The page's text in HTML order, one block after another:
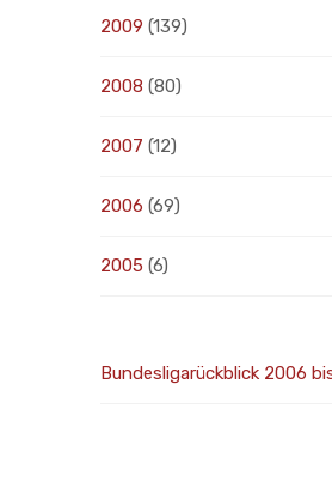
2009 (139)
2008 (80)
2007 (12)
2006 (69)
2005 (6)
Bundesligarückblick 2006